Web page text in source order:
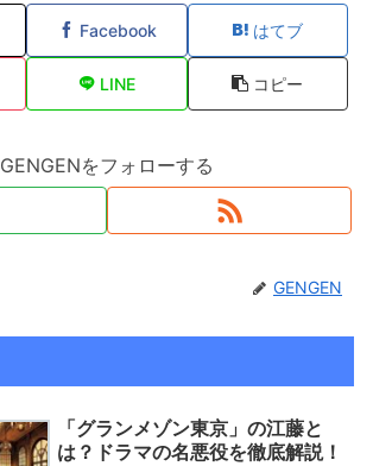
Facebook はてブ
LINE コピー
GENGENをフォローする
GENGEN
「グランメゾン東京」の江藤と
は？ドラマの名悪役を徹底解説！